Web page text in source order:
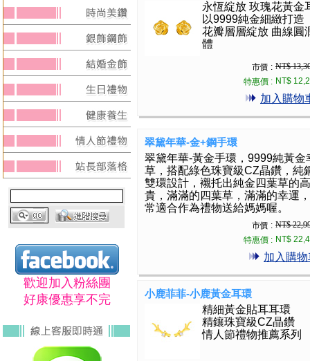
歡迎加入粉絲團
好康優惠享不完
永恆綻放 玫瑰花黃金
以9999純金細緻打造
花瓣層層綻放 曲線圓
體
市價 : NT$
特惠價 : NT$
加入購物
翠黛年華-金+鋼手環
翠黛年華-黃金手環，9999純黃金
草，搭配綠色珠寶級CZ晶鑽，純
雙環設計，襯托出純金四葉草的高
貴，滿滿的四葉草，滿滿的幸運
常適合作為禮物送給媽媽喔。
市價 : NT$
特惠價 : NT$
加入購物
小鹿菲菲-小鹿黃金耳環
精細黃金貼耳耳環
精鑲珠寶級CZ晶鑽
情人節禮物推薦系列